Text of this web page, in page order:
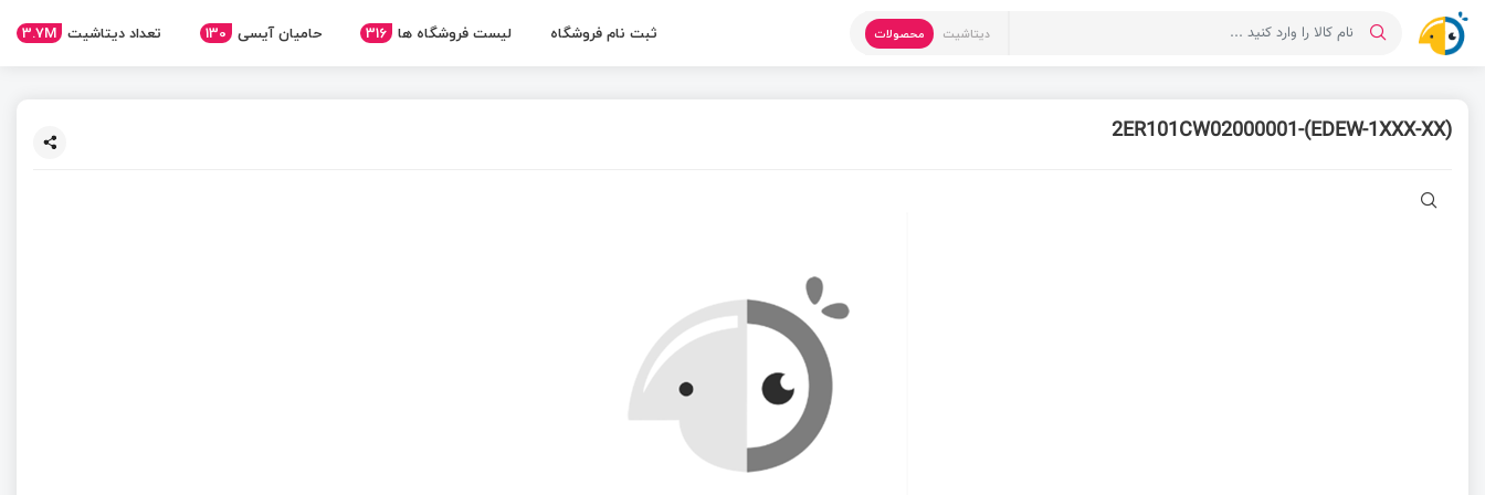
دیتاشیت محصولات ثبت نام فروشگاه لیست فروشگاه ها 316 حامیان آیسی 130 تعداد دیتاشیت 3.7M
2ER101CW02000001-(EDEW-1XXX-XX)